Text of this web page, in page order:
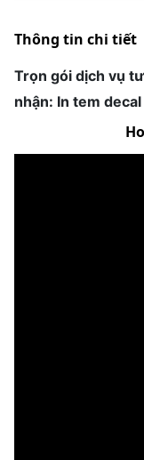
Thông tin chi tiết
Trọn gói dịch vụ
nhận: In tem